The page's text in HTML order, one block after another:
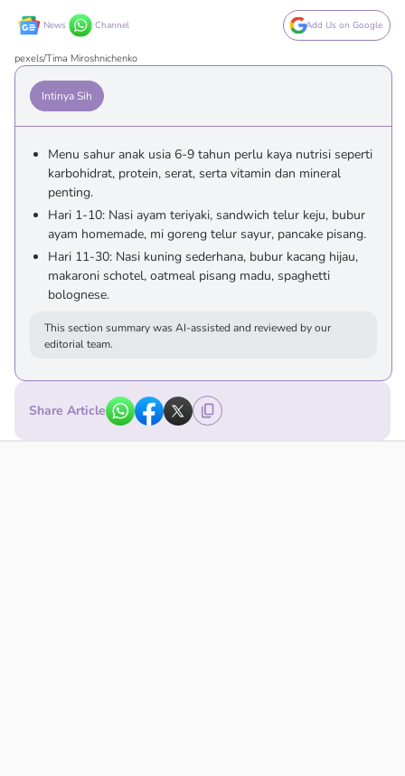
News Channel Add Us on Google
pexels/Tima Miroshnichenko
Intinya Sih
Menu sahur anak usia 6-9 tahun perlu kaya nutrisi seperti
karbohidrat, protein, serat, serta vitamin dan mineral
penting.
Hari 1-10: Nasi ayam teriyaki, sandwich telur keju, bubur
ayam homemade, mi goreng telur sayur, pancake pisang.
Hari 11-30: Nasi kuning sederhana, bubur kacang hijau,
makaroni schotel, oatmeal pisang madu, spaghetti
bolognese.
This section summary was AI-assisted and reviewed by our
editorial team.
Share Article